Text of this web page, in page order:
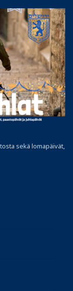
sekä lomapäivät,